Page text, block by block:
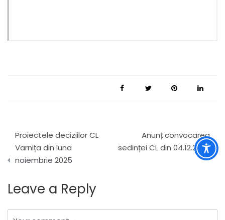
Navigare
în
articole
Proiectele deciziilor CL
Varnița din luna
noiembrie 2025
Anunț convocarea
sedinței CL din 04.12.2025
Leave a Reply